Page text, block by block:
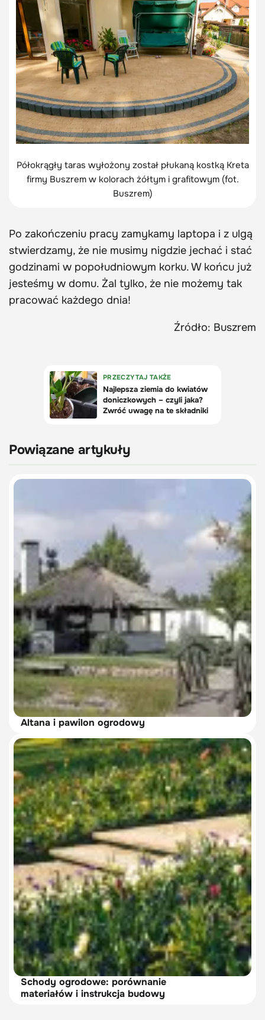
Półokrągły taras wyłożony został płukaną kostką Kreta
firmy Buszrem w kolorach żółtym i grafitowym (fot.
Buszrem)
Po zakończeniu pracy zamykamy laptopa i z ulgą
stwierdzamy, że nie musimy nigdzie jechać i stać
godzinami w popołudniowym korku. W końcu już
jesteśmy w domu. Żal tylko, że nie możemy tak
pracować każdego dnia!
Źródło: Buszrem
Powiązane artykuły
Altana i pawilon ogrodowy
Schody ogrodowe: porównanie
materiałów i instrukcja budowy